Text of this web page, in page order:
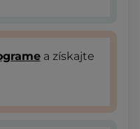
a získajte